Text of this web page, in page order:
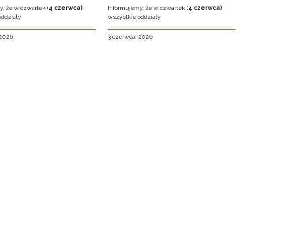
że w czwartek (4 czerwca)
Informujemy, że w czwartek (4 czerwca)
wszystkie oddziały
3 czerwca, 2026